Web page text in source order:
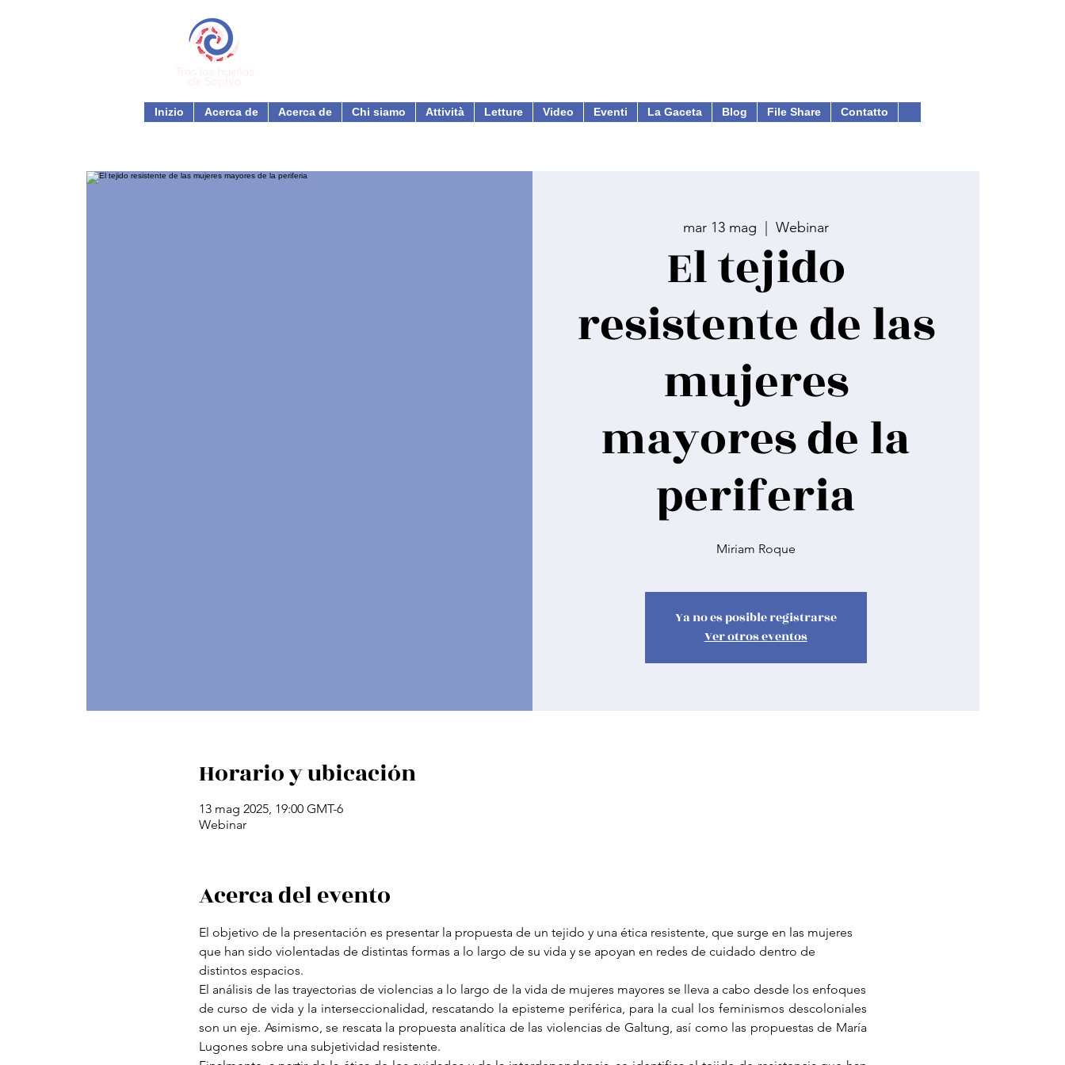
Inizio Acerca de Acerca de Chi siamo Attività Letture Video Eventi La Gaceta Blog File Share Contatto
mar 13 mag Webinar
El tejido
resistente de las
mujeres
mayores de la
periferia
Miriam Roque
Ya no es posible registrarse
Ver otros eventos
Horario y ubicación
13 mag 2025, 19:00 GMT-6
Webinar
Acerca del evento
El objetivo de la presentación es presentar la propuesta de un tejido y una ética resistente, que surge en las mujeres
que han sido violentadas de distintas formas a lo largo de su vida y se apoyan en redes de cuidado dentro de
distintos espacios.
El análisis de las trayectorias de violencias a lo largo de la vida de mujeres mayores se lleva a cabo desde los enfoques
de curso de vida y la interseccionalidad, rescatando la episteme periférica, para la cual los feminismos descoloniales
son un eje. Asimismo, se rescata la propuesta analítica de las violencias de Galtung, así como las propuestas de María
Lugones sobre una subjetividad resistente.